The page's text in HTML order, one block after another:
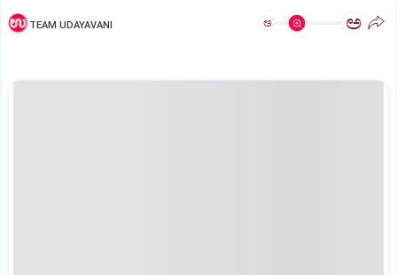
TEAM UDAYAVANI ಅ ಅ